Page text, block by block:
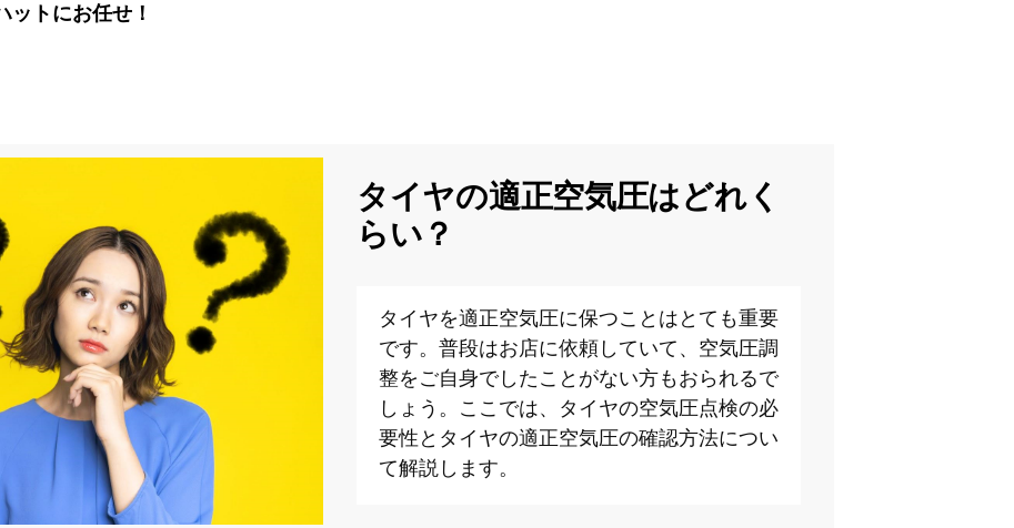
ットにお任せ！
タイヤの適正空気圧はどれく
らい？
タイヤを適正空気圧に保つことはとても重要
です。普段はお店に依頼していて、空気圧調
整をご自身でしたことがない方もおられるで
しょう。ここでは、タイヤの空気圧点検の必
要性とタイヤの適正空気圧の確認方法につい
て解説します。